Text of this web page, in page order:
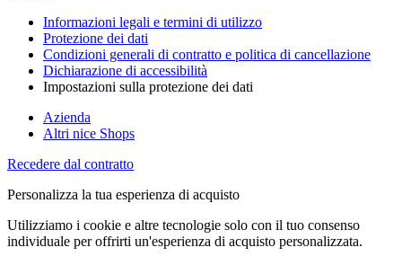
Informazioni legali e termini di utilizzo
Protezione dei dati
Condizioni generali di contratto e politica di cancellazione
Dichiarazione di accessibilità
Impostazioni sulla protezione dei dati
Azienda
Altri nice Shops
Recedere dal contratto
Personalizza la tua esperienza di acquisto
Utilizziamo i cookie e altre tecnologie solo con il tuo consenso
individuale per offrirti un'esperienza di acquisto personalizzata.